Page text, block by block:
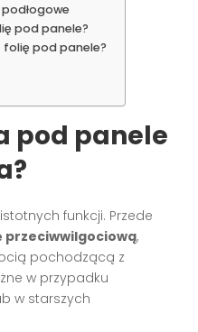
pod panele?
folię pod panele?
pod panele
funkcji. Przede
przeciwwilgociową,
pochodzącą z
w przypadku
w starszych